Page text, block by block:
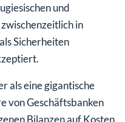
und
in
Sicherheiten
als eine gigantische
von Geschäftsbanken
Bilanzen auf Kosten